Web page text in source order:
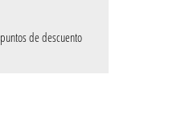
puntos de descuento